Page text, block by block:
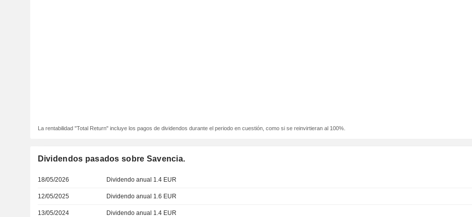
La rentabilidad "Total Return" incluye los pagos de dividendos durante el periodo en cuestión, como si se reinvirtieran al 100%.
Dividendos pasados sobre Savencia.
18/05/2026 Dividendo anual 1.4 EUR
12/05/2025 Dividendo anual 1.6 EUR
13/05/2024 Dividendo anual 1.4 EUR